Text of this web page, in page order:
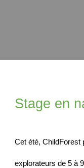
Stage en
Cet été, ChildForest
explorateurs de 5 à